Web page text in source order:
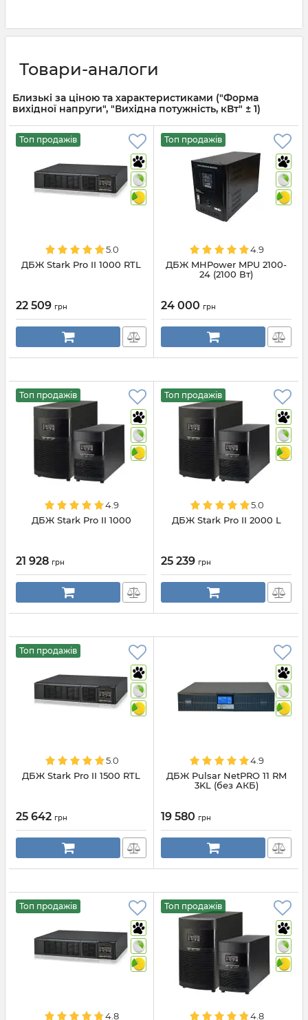
Товари-аналоги
Близькі за ціною та характеристиками ("Форма
вихідної напруги", "Вихідна потужність, кВт" ± 1)
Топ продажів
5.0
ДБЖ Stark Pro II 1000 RTL
22 509 грн
Топ продажів
4.9
ДБЖ MHPower MPU 2100-
24 (2100 Вт)
24 000 грн
Топ продажів
4.9
ДБЖ Stark Pro II 1000
21 928 грн
Топ продажів
5.0
ДБЖ Stark Pro II 2000 L
25 239 грн
Топ продажів
5.0
ДБЖ Stark Pro II 1500 RTL
25 642 грн
4.9
ДБЖ Pulsar NetPRO 11 RM
3KL (без АКБ)
19 580 грн
Топ продажів
4.8
Топ продажів
4.8